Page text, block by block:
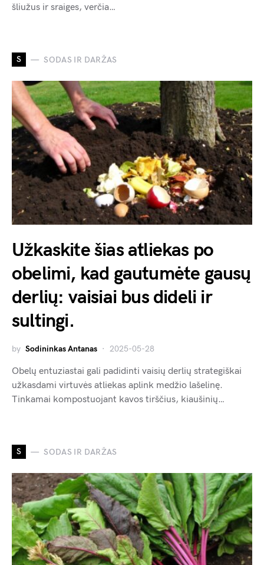
šliužus ir sraiges, verčia…
S SODAS IR DARŽAS
Užkaskite šias atliekas po
obelimi, kad gautumėte gausų
derlių: vaisiai bus dideli ir
sultingi.
by Sodininkas Antanas 2025-05-28
Obelų entuziastai gali padidinti vaisių derlių strategiškai
užkasdami virtuvės atliekas aplink medžio lašelinę.
Tinkamai kompostuojant kavos tirščius, kiaušinių…
S SODAS IR DARŽAS